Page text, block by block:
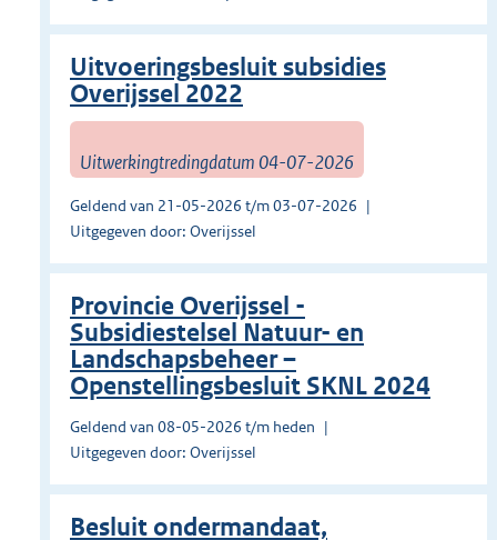
Uitvoeringsbesluit subsidies
Overijssel 2022
Uitwerkingtredingdatum 04-07-2026
Geldend van 21-05-2026 t/m 03-07-2026
Uitgegeven door: Overijssel
Provincie Overijssel -
Subsidiestelsel Natuur- en
Landschapsbeheer –
Openstellingsbesluit SKNL 2024
Geldend van 08-05-2026 t/m heden
Uitgegeven door: Overijssel
Besluit ondermandaat,